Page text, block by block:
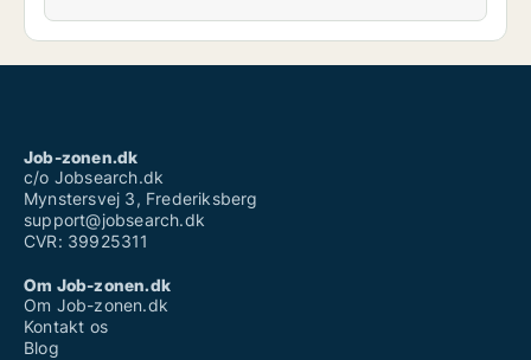
Job-zonen.dk
c/o Jobsearch.dk
Mynstersvej 3, Frederiksberg
support@jobsearch.dk
CVR: 39925311
Om Job-zonen.dk
Om Job-zonen.dk
Kontakt os
Blog